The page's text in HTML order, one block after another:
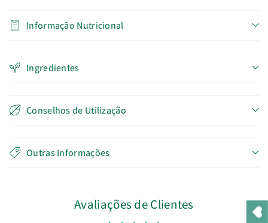
Informação Nutricional
Ingredientes
Conselhos de Utilização
Outras Informações
Avaliações de Clientes